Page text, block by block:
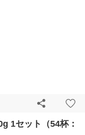
1セット（54杯：